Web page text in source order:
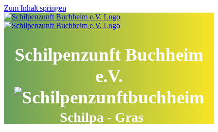
Zum Inhalt springen
Schilpenzunft Buchheim
e.V.
Schilpa - Gras